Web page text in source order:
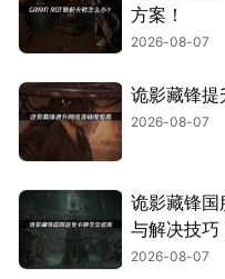
方案！
2026-08-07
诡影藏锋提
2026-08-07
诡影藏锋国
与解决技巧
2026-08-07